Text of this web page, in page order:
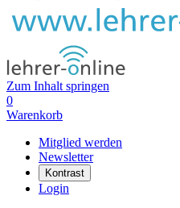
Zum Inhalt springen
0
Warenkorb
Mitglied werden
Newsletter
Kontrast
Login